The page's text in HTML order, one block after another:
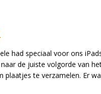
had speciaal voor ons
de juiste volgorde van
te verzamelen. Er